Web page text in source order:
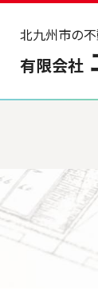
北九州市の
有限会社